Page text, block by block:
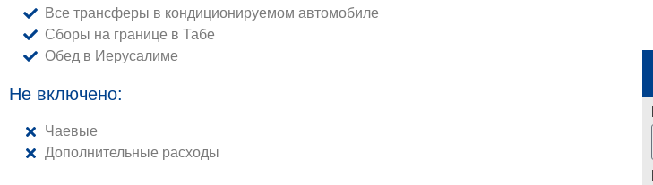
Все трансферы в кондиционируемом автомобиле
Сборы на границе в Табе
Обед в Иерусалиме
Не включено:
Чаевые
Дополнительные расходы